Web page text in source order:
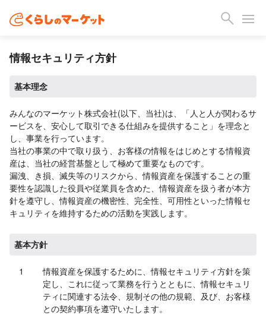
情報セキュリティ方針
基本理念
みんなのマーケット株式会社(以下、当社)は、「人と人が関わるサ
ービスを、安心して取引できる仕組みを提供すること」を理念と
し、事業を行っています。
当社の事業の中で取り扱う、お客様の情報をはじめとする情報資
産は、当社の経営基盤として極めて重要なものです。
漏洩、き損、滅失等のリスクから、情報資産を保護することの重
要性を認識した役員や従業員を含めた、情報資産を扱う者が本方
針を遵守し、情報資産の機密性、完全性、可用性といった情報セ
キュリティを維持するための活動を実践します。
基本方針
1
情報資産を保護するために、情報セキュリティ方針を策
定し、これに従って業務を行うとともに、情報セキュリ
ティに関連する法令、規制その他の規範、及び、お客様
との契約事項を遵守いたします。